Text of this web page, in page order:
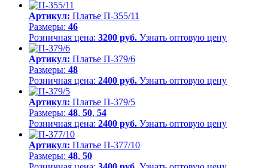
Артикул: Платье П-355/11
Размеры: 46
Розничная цена: 3200 руб. Узнать оптовую цену
Артикул: Платье П-379/6
Размеры: 48
Розничная цена: 2400 руб. Узнать оптовую цену
Артикул: Платье П-379/5
Размеры: 48, 50, 54
Розничная цена: 2400 руб. Узнать оптовую цену
Артикул: Платье П-377/10
Размеры: 48, 50